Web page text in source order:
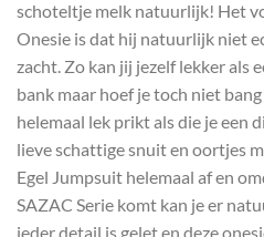
schoteltje melk natuurlijk! Het
Onesie is dat hij natuurlijk niet
zacht. Zo kan jij jezelf lekker als
bank maar hoef je toch niet
helemaal lek prikt als die je een
lieve schattige snuit en oortjes
Egel Jumpsuit helemaal af en
SAZAC Serie komt kan je er
ieder detail is gelet en deze